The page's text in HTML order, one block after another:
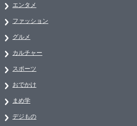
エンタメ
ファッション
グルメ
カルチャー
スポーツ
おでかけ
まめ学
デジもの